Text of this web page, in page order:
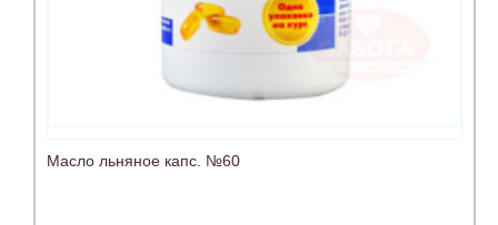
Масло льняное капс. №60